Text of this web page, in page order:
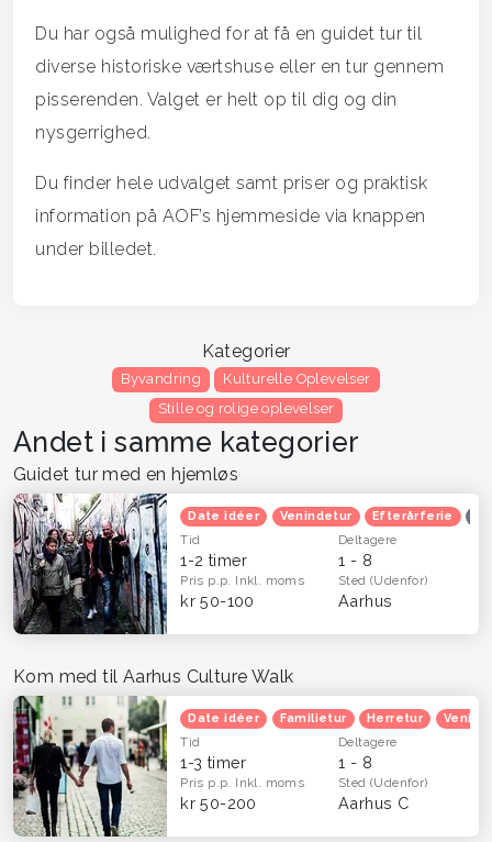
Du har også mulighed for at få en guidet tur til
diverse historiske værtshuse eller en tur gennem
pisserenden. Valget er helt op til dig og din
nysgerrighed.
Du finder hele udvalget samt priser og praktisk
information på AOF’s hjemmeside via knappen
under billedet.
Kategorier
Byvandring
Kulturelle Oplevelser
Stille og rolige oplevelser
Andet i samme kategorier
Guidet tur med en hjemløs
Date idéer Venindetur Efterårferie
Tid
1-2 timer
Deltagere
1 - 8
Pris p.p. Inkl. moms
kr 50-100
Sted(Udenfor)
Aarhus
Kom med til Aarhus Culture Walk
Date idéer Familietur Herretur
Tid
1-3 timer
Deltagere
1 - 8
Pris p.p. Inkl. moms
kr 50-200
Sted(Udenfor)
Aarhus C